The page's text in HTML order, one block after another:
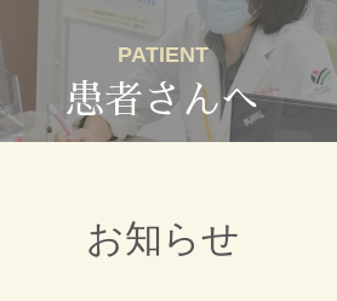
PATIENT
患者さんへ
お知らせ